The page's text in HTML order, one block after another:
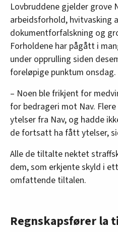
Lovbruddene gjelder grove
arbeidsforhold, hvitvasking
dokumentforfalskning og
Forholdene har pågått i
under opprulling siden
foreløpige punktum onsdag.
– Noen ble frikjent for
for bedrageri mot Nav.
ytelser fra Nav, og hadde
de fortsatt ha fått ytelser,
Alle de tiltalte nektet
dem, som erkjente skyld i
omfattende tiltalen.
Regnskapsfører la